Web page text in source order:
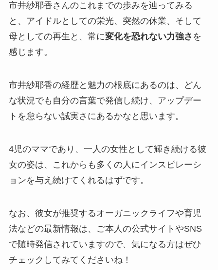
市井紗耶香さんのこれまでの歩みを辿ってみる
と、アイドルとしての栄光、突然の休業、そして
母としての再生と、常に変化を恐れない力強さ を
感じます。
市井紗耶香の経歴と魅力の根底にあるのは、どん
な状況でも自分の言葉で発信し続け、アップデー
トを怠らない誠実さにあるかなと思います。
4児のママであり、一人の女性として輝き続ける彼
女の姿は、これからも多くの人にインスピレーシ
ョンを与え続けてくれるはずです。
なお、彼女が推奨するオーガニックライフや育児
法などの最新情報は、ご本人の公式サイトやSNS
で随時発信されていますので、気になる方はぜひ
チェックしてみてくださいね！